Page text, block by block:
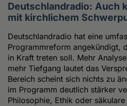
Deutschlandradio: Auch
mit kirchlichem
Deutschlandradio hat eine
Programmreform angekündigt,
in Kraft treten soll. Mehr
mehr Tiefgang lautet das
Bereich scheint sich nichts zu
im Programm deutlich stärker
Philosophie, Ethik oder